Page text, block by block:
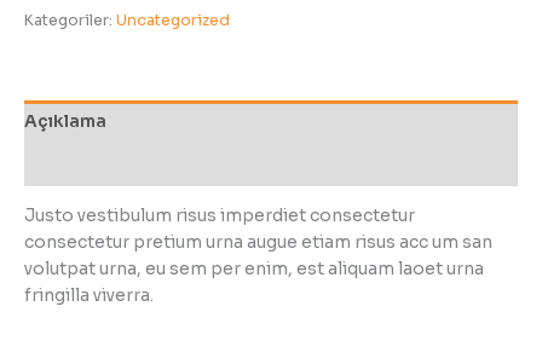
Kategoriler: Uncategorized
Açıklama
Justo vestibulum risus imperdiet consectetur
consectetur pretium urna augue etiam risus acc um san
volutpat urna, eu sem per enim, est aliquam laoet urna
fringilla viverra.